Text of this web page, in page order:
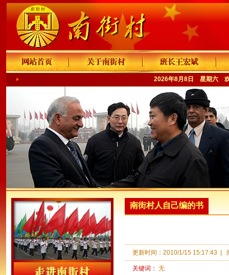
2026年8月8日 星期六
南街村人自己编的书
更新时间： 2010/1/15 15:17:43
关键词： 无